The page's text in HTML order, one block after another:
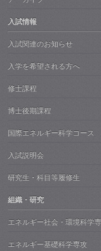
入試情報
入試関連のお知らせ
入学を希望される方へ
修士課程
博士後期課程
国際エネルギー科学コース
入試説明会
研究生・科目等履修生
組織・研究
エネルギー社会・環境科学
エネルギー基礎科学専攻